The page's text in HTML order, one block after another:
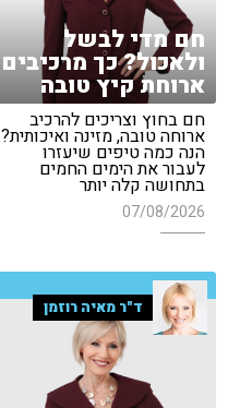
חם מדי לבשל
ולאכול? כך מרכיבים
ארוחת קיץ טובה
חם בחוץ וצריכים להרכיב
ארוחה טובה, מזינה ואיכותית?
הנה כמה טיפים שיעזרו
לעבור את הימים החמים
בתחושה קלה יותר
07/08/2026
ד"ר מאיה רוזמן